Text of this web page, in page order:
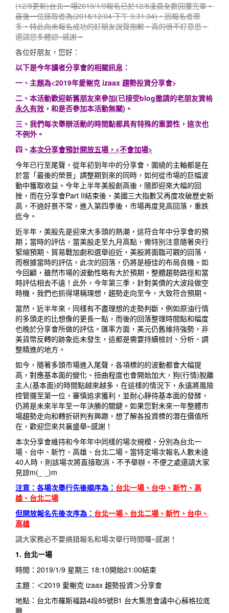
(12/8更新)台北一場2019/1/9報名已於12/8凌晨全數回覆完畢，
最後一位錄取者為(2018/12/04 下午 9:31:34)，因報名者眾
多，特此向未報名成功的好朋友說聲抱歉，真的很不好意思，
還請您多體諒~感謝。
各位好朋友，您好：
以下是今年讀者分享會的相關訊息：
一、主題為<2019年愛榭克 izaax 趨勢投資分享會>
二、本活動歡迎新舊朋友來參加(已接受blog邀請的老朋友資格
永久有效 ，和是否參加本活動無關)。
三、我們每次舉辦活動的時間點都具有特殊的重要性，這次也
不例外。
四、 本次分享會預計開放五場，<不會加場>
今年已行至尾聲，從年初到年中的分享會，圍繞的主軸都是在
於當「最後的榮景」調整期到來的同時，如何從市場的巨幅波
動中獲取收益。今年上半年美股創高後，隨即迎來大幅的回
挫，而在分享會Part II結束後，美國三大指數又再度攻破歷史新
高，不過好景不常，進入第四季後，市場再度見高回落，重跌
迄今。
近半年，美股先是迎來大多頭的熱潮，這符合年中分享會的預
期；當時的評估，當美股走至九月高點，需特別注意隨著央行
緊縮預期、貿易戰加劇和選舉迫近，美股將面臨可觀的回落，
而根據當時的評估，此次的回落，仍將是極佳的布局良機。如
今回顧，雖然市場的波動性略有大於預期，整體趨勢路徑和當
時評估相去不遠！ 此外，今年第三季，針對美債的大波段做空
時機，我們也抓得堪稱理想，趨勢走向至今，大致符合預期。
當然，近半年來，同樣有不盡理想的走勢判斷，例如原油行情
的多頭走的比想像的更長一點，而後的回落整理時間點和幅度
也晚於分享會所做的評估。匯率方面，美元仍舊維持強勢，非
美貨幣反轉的跡象迄未發生，這都是需要持續檢討、分析、調
整精進的地方。
如今，隨著多頭市場進入尾聲，各項標的的波動都會大幅提
高，對應基本面的變化、扭曲程度也會開始加大，狗(行情)脫離
主人(基本面)的時間點越來越多，在這樣的情況下，永遠將風險
控管擺至第一位，審慎追求獲利，並耐心靜待基本面的發酵，
仍將是未來半年至一年決勝的關鍵。如果您對未來一年整體市
場趨勢走向和轉折研判有興趣，想了解各投資標的潛在價值所
在，歡迎您來共襄盛舉~感謝！
本次分享會維持和今年年中同樣的場次規模，分別為台北一
場、台中、新竹、高雄、台北二場。 當特定場次報名人數未達
40人時，則該場次將直接取消，不予舉辦。不便之處還請大家
見諒m(_ _)m
注意：各場次舉行先後順序為： 台北一場、台中、新竹、高
雄、台北二場
但開放報名先後次序為： 台北一場、台北二場、新竹、台中、
高雄
請大家務必不要搞錯報名和場次舉行時間囉~感謝！
1. 台北一場
時間：2019/1/9 星期三 18:10開始21:00結束
主題：＜2019 愛榭克 izaax 趨勢投資＞分享會
地點：台北市羅斯福路4段85號B1 台大集思會議中心蘇格拉底
廳